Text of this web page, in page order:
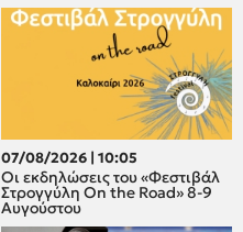
07/08/2026 | 10:05
Οι εκδηλώσεις του «Φεστιβάλ
Στρογγύλη On the Road» 8-9
Αυγούστου